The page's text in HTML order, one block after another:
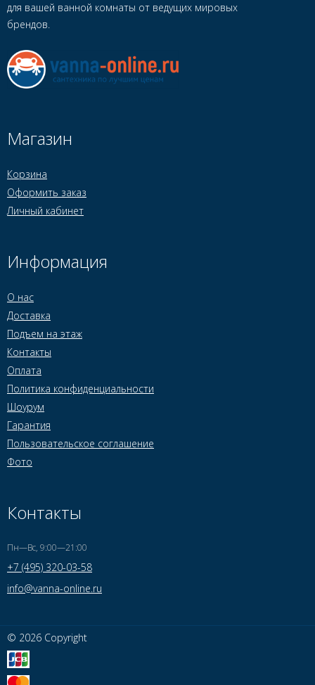
для вашей ванной комнаты от ведущих мировых
брендов.
Магазин
Корзина
Оформить заказ
Личный кабинет
Информация
О нас
Доставка
Подъем на этаж
Контакты
Оплата
Политика конфиденциальности
Шоурум
Гарантия
Пользовательское соглашение
Фото
Контакты
Пн—Вс, 9:00—21:00
+7 (495) 320-03-58
info@vanna-online.ru
© 2026 Copyright